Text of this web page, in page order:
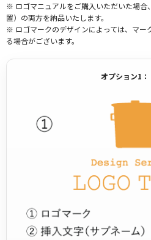
※ ロゴマニュアルをご購入いただいた場合
置）の両方を納品いたします。
※ ロゴマークのデザインによっては、マー
る場合がございます。
オプション1：